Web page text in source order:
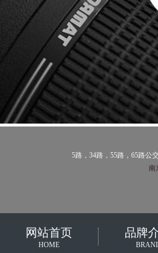
5路，34路，55路，65路公
南
网站首页
HOME
品牌